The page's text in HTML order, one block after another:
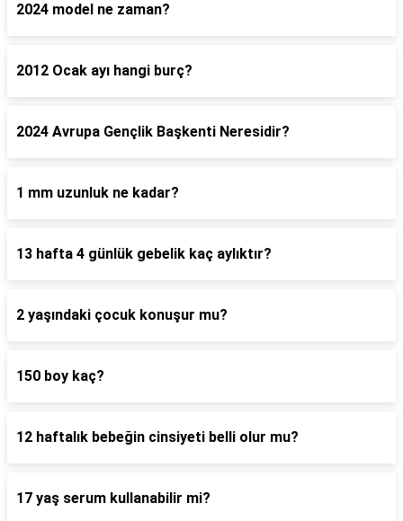
2024 model ne zaman?
2012 Ocak ayı hangi burç?
2024 Avrupa Gençlik Başkenti Neresidir?
1 mm uzunluk ne kadar?
13 hafta 4 günlük gebelik kaç aylıktır?
2 yaşındaki çocuk konuşur mu?
150 boy kaç?
12 haftalık bebeğin cinsiyeti belli olur mu?
17 yaş serum kullanabilir mi?